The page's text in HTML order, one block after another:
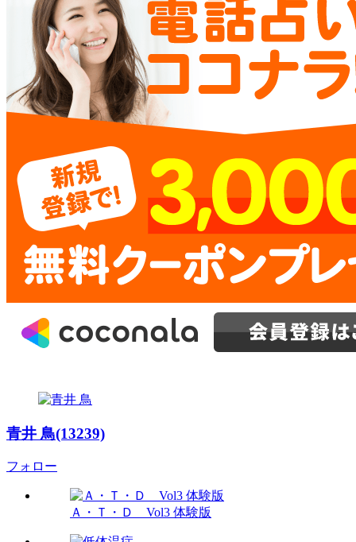
青井 鳥(13239)
フォロー
Ａ・Ｔ・Ｄ Vol3 体験版